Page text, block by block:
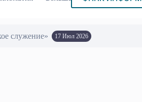
служение» 17 Июл 2026